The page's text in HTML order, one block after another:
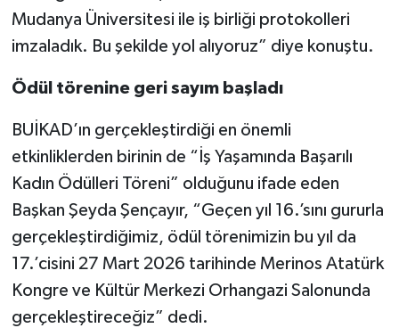
Mudanya Üniversitesi ile iş birliği protokolleri
imzaladık. Bu şekilde yol alıyoruz” diye konuştu.
Ödül törenine geri sayım başladı
BUİKAD’ın gerçekleştirdiği en önemli
etkinliklerden birinin de “İş Yaşamında Başarılı
Kadın Ödülleri Töreni” olduğunu ifade eden
Başkan Şeyda Şençayır, “Geçen yıl 16.’sını gururla
gerçekleştirdiğimiz, ödül törenimizin bu yıl da
17.’cisini 27 Mart 2026 tarihinde Merinos Atatürk
Kongre ve Kültür Merkezi Orhangazi Salonunda
gerçekleştireceğiz” dedi.